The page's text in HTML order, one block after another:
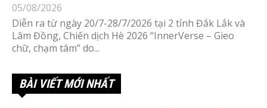
05/08/2026
Diễn ra từ ngày 20/7-28/7/2026 tại 2 tỉnh Đắk Lắk và
Lâm Đồng, Chiến dịch Hè 2026 “InnerVerse – Gieo
chữ, chạm tâm” do...
BÀI VIẾT MỚI NHẤT